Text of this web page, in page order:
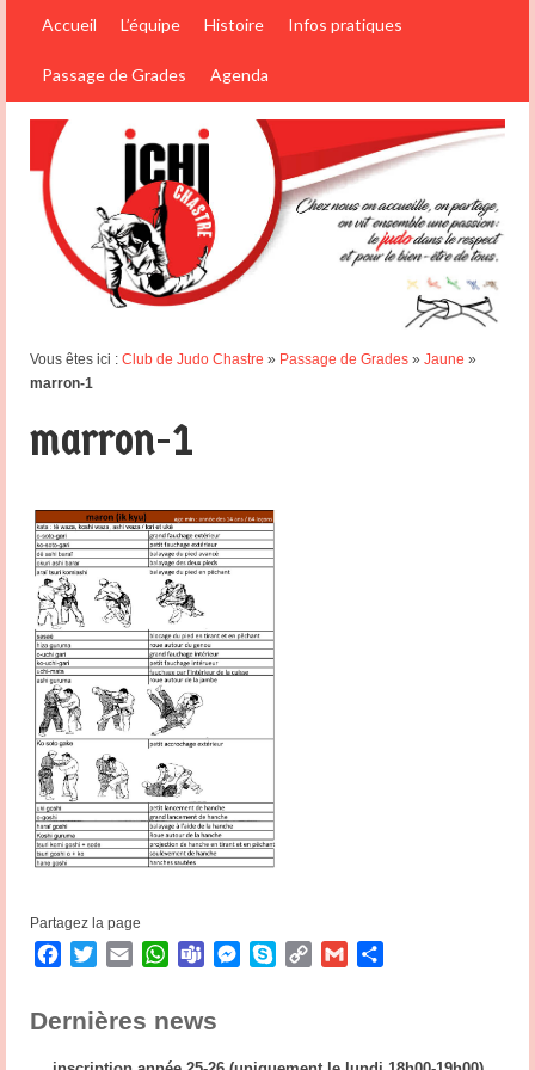
Accueil L’équipe Histoire Infos pratiques
Passage de Grades Agenda
Vous êtes ici : Club de Judo Chastre » Passage de Grades » Jaune »
marron-1
marron-1
Partagez la page
Facebook
TwitterEmailWhatsApp
TeamsMessenger
SkypeCopy Gmail
Dernières news